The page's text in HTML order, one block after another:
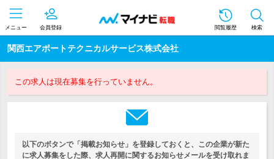
メニュー 会員登録 閲覧履歴 検索
関西エアポートテクニカルサービス株式会社
この求人は現在募集を行っていません。
以下のボタンで「掲載お知らせ」を登録しておくと、この企業が新た
に求人募集をした際、求人再開に関するお知らせメールを受け取れま